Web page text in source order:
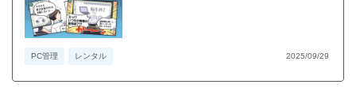
PC管理 レンタル 2025/09/29